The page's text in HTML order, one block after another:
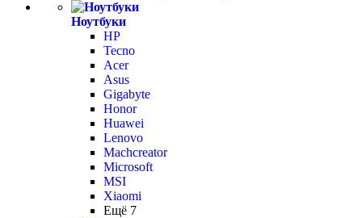
Ноутбуки
HP
Tecno
Acer
Asus
Gigabyte
Honor
Huawei
Lenovo
Machcreator
Microsoft
MSI
Xiaomi
Ещё 7